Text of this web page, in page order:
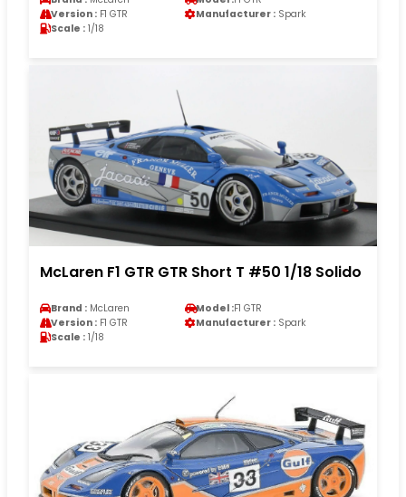
Version : F1 GTR Manufacturer : Spark
Scale : 1/18
McLaren F1 GTR GTR Short T #50 1/18 Solido
Brand : McLaren Model :F1 GTR
Version : F1 GTR Manufacturer : Spark
Scale : 1/18